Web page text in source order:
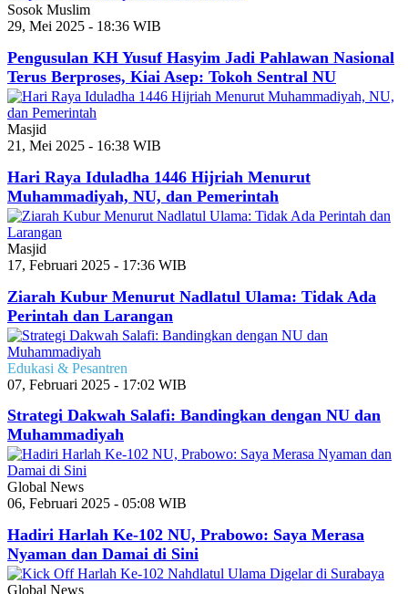
Sosok Muslim
29, Mei 2025 - 18:36 WIB
Pengusulan KH Yusuf Hasyim Jadi Pahlawan Nasional
Terus Berproses, Kiai Asep: Tokoh Sentral NU
Masjid
21, Mei 2025 - 16:38 WIB
Hari Raya Iduladha 1446 Hijriah Menurut
Muhammadiyah, NU, dan Pemerintah
Masjid
17, Februari 2025 - 17:36 WIB
Ziarah Kubur Menurut Nadlatul Ulama: Tidak Ada
Perintah dan Larangan
Edukasi & Pesantren
07, Februari 2025 - 17:02 WIB
Strategi Dakwah Salafi: Bandingkan dengan NU dan
Muhammadiyah
Global News
06, Februari 2025 - 05:08 WIB
Hadiri Harlah Ke-102 NU, Prabowo: Saya Merasa
Nyaman dan Damai di Sini
Global News